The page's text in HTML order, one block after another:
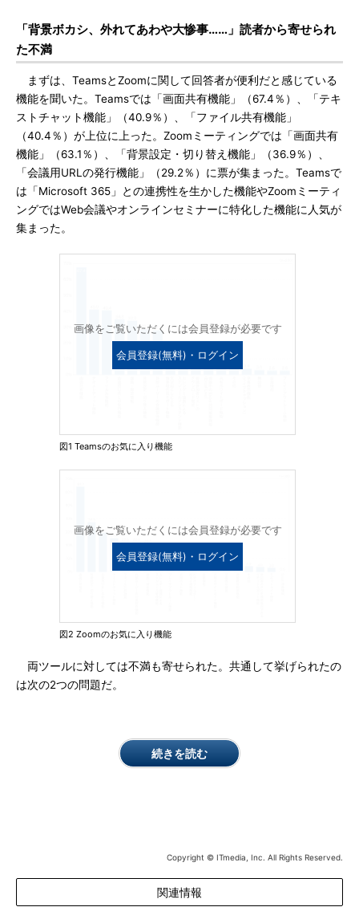
「背景ボカシ、外れてあわや大惨事……」読者から寄せられ
た不満
まずは、TeamsとZoomに関して回答者が便利だと感じている
機能を聞いた。Teamsでは「画面共有機能」（67.4％）、「テキ
ストチャット機能」（40.9％）、「ファイル共有機能」
（40.4％）が上位に上った。Zoomミーティングでは「画面共有
機能」（63.1％）、「背景設定・切り替え機能」（36.9％）、
「会議用URLの発行機能」（29.2％）に票が集まった。Teamsで
は「Microsoft 365」との連携性を生かした機能やZoomミーティ
ングではWeb会議やオンラインセミナーに特化した機能に人気が
集まった。
画像をご覧いただくには会員登録が必要です
会員登録(無料)・ログイン
図1 Teamsのお気に入り機能
画像をご覧いただくには会員登録が必要です
会員登録(無料)・ログイン
図2 Zoomのお気に入り機能
両ツールに対しては不満も寄せられた。共通して挙げられたの
は次の2つの問題だ。
続きを読む
Copyright © ITmedia, Inc. All Rights Reserved.
関連情報